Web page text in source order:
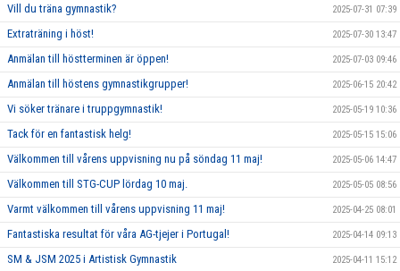
Vill du träna gymnastik? 2025-07-31 07:39
Extraträning i höst! 2025-07-30 13:47
Anmälan till höstterminen är öppen! 2025-07-03 09:46
Anmälan till höstens gymnastikgrupper! 2025-06-15 20:42
Vi söker tränare i truppgymnastik! 2025-05-19 10:36
Tack för en fantastisk helg! 2025-05-15 15:06
Välkommen till vårens uppvisning nu på söndag 11 maj! 2025-05-06 14:47
Välkommen till STG-CUP lördag 10 maj. 2025-05-05 08:56
Varmt välkommen till vårens uppvisning 11 maj! 2025-04-25 08:01
Fantastiska resultat för våra AG-tjejer i Portugal! 2025-04-14 09:13
SM & JSM 2025 i Artistisk Gymnastik 2025-04-11 15:12